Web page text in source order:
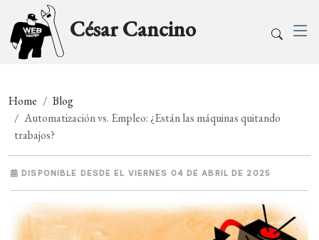
César Cancino
Home
Blog
Automatización vs. Empleo: ¿Están las máquinas quitando
trabajos?
DISPONIBLE DESDE EL VIERNES 04 DE ABRIL DE 2025